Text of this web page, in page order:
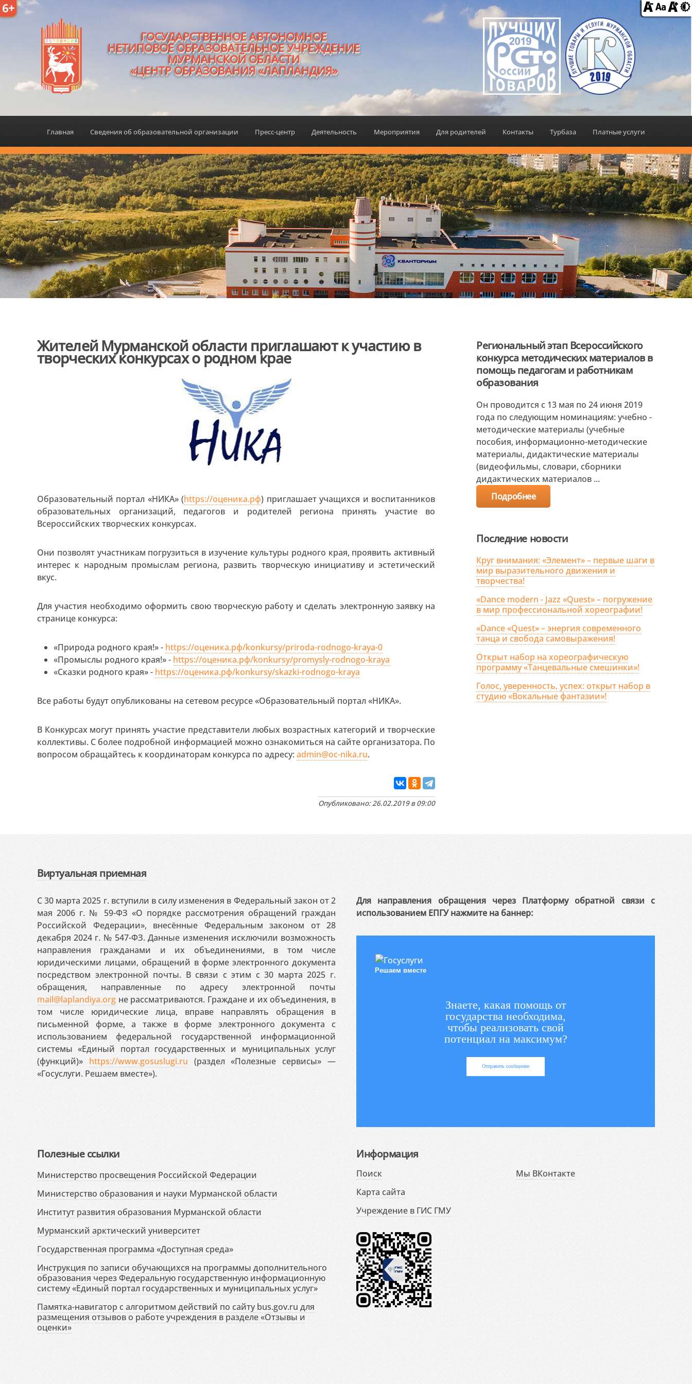
6+
ГОСУДАРСТВЕННОЕ АВТОНОМНОЕ
НЕТИПОВОЕ ОБРАЗОВАТЕЛЬНОЕ УЧРЕЖДЕНИЕ
МУРМАНСКОЙ ОБЛАСТИ
«ЦЕНТР ОБРАЗОВАНИЯ «ЛАПЛАНДИЯ»
Главная Сведения об образовательной организации Пресс-центр Деятельность Мероприятия Для родителей Контакты Турбаза Платные услуги
Жителей Мурманской области приглашают к участию в
творческих конкурсах о родном крае
Образовательный портал «НИКА» (https://оценика.рф) приглашает учащихся и воспитанников
образовательных организаций, педагогов и родителей региона принять участие во
Всероссийских творческих конкурсах.
Они позволят участникам погрузиться в изучение культуры родного края, проявить активный
интерес к народным промыслам региона, развить творческую инициативу и эстетический
вкус.
Для участия необходимо оформить свою творческую работу и сделать электронную заявку на
странице конкурса:
«Природа родного края!» - https://оценика.рф/konkursy/priroda-rodnogo-kraya-0
«Промыслы родного края!» - https://оценика.рф/konkursy/promysly-rodnogo-kraya
«Сказки родного края» - https://оценика.рф/konkursy/skazki-rodnogo-kraya
Все работы будут опубликованы на сетевом ресурсе «Образовательный портал «НИКА».
В Конкурсах могут принять участие представители любых возрастных категорий и творческие
коллективы. С более подробной информацией можно ознакомиться на сайте организатора. По
вопросом обращайтесь к координаторам конкурса по адресу: admin@oc-nika.ru.
Опубликовано: 26.02.2019 в 09:00
Региональный этап Всероссийского
конкурса методических материалов в
помощь педагогам и работникам
образования
Он проводится с 13 мая по 24 июня 2019
года по следующим номинациям: учебно -
методические материалы (учебные
пособия, информационно-методические
материалы, дидактические материалы
(видеофильмы, словари, сборники
дидактических материалов ...
Подробнее
Последние новости
Круг внимания: «Элемент» – первые шаги в
мир выразительного движения и
творчества!
«Dance modern - Jazz «Quest» – погружение
в мир профессиональной хореографии!
«Dance «Quest» – энергия современного
танца и свобода самовыражения!
Открыт набор на хореографическую
программу «Танцевальные смешинки»!
Голос, уверенность, успех: открыт набор в
студию «Вокальные фантазии»!
Виртуальная приемная
С 30 марта 2025 г. вступили в силу изменения в Федеральный закон от 2
мая 2006 г. № 59-ФЗ «О порядке рассмотрения обращений граждан
Российской Федерации», внесённые Федеральным законом от 28
декабря 2024 г. № 547-ФЗ. Данные изменения исключили возможность
направления гражданами и их объединениями, в том числе
юридическими лицами, обращений в форме электронного документа
посредством электронной почты. В связи с этим с 30 марта 2025 г.
обращения, направленные по адресу электронной почты
mail@laplandiya.org не рассматриваются. Граждане и их объединения, в
том числе юридические лица, вправе направлять обращения в
письменной форме, а также в форме электронного документа с
использованием федеральной государственной информационной
системы «Единый портал государственных и муниципальных услуг
(функций)» https://www.gosuslugi.ru (раздел «Полезные сервисы» —
«Госуслуги. Решаем вместе»).
Для направления обращения через Платформу обратной связи с
использованием ЕПГУ нажмите на баннер:
Решаем вместе
Знаете, какая помощь от
государства необходима,
чтобы реализовать свой
потенциал на максимум?
Отправить сообщение
Полезные ссылки
Министерство просвещения Российской Федерации
Министерство образования и науки Мурманской области
Институт развития образования Мурманской области
Мурманский арктический университет
Государственная программа «Доступная среда»
Инструкция по записи обучающихся на программы дополнительного
образования через Федеральную государственную информационную
систему «Единый портал государственных и муниципальных услуг»
Памятка-навигатор с алгоритмом действий по сайту bus.gov.ru для
размещения отзывов о работе учреждения в разделе «Отзывы и
оценки»
Информация
Поиск
Карта сайта
Учреждение в ГИС ГМУ
Мы ВКонтакте